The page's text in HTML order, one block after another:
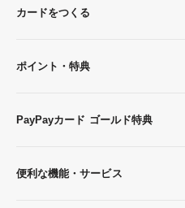
カードをつくる
ポイント・特典
PayPayカード ゴールド特典
便利な機能・サービス